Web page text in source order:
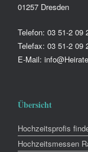
01257 Dresden
Telefon: 03 51-2 09
Telefax: 03 51-2 09
E-Mail:
Übersicht
Hochzeitsprofis
Hochzeitsmessen